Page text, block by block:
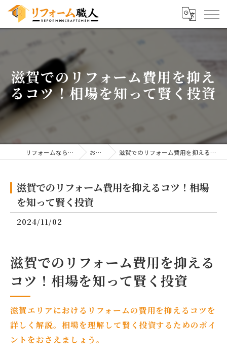
滋賀でのリフォーム費用を抑え
るコツ！相場を知って賢く投資
リフォームならリフォーム職人 お知らせ 滋賀でのリフォーム費用を抑えるコツ！相場を知って賢く投資
滋賀でのリフォーム費用を抑えるコツ！相場
を知って賢く投資
2024/11/02
滋賀でのリフォーム費用を抑える
コツ！相場を知って賢く投資
滋賀エリアにおけるリフォームの費用を抑えるコツを
詳しく解説。相場を理解して賢く投資するためのポイ
ントをおさえましょう。